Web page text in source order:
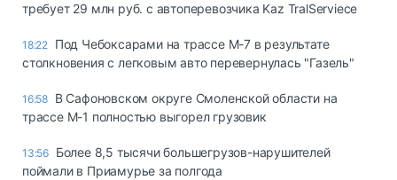
требует 29 млн руб. с автоперевозчика Kaz TralServiece
18:22 Под Чебоксарами на трассе М-7 в результате
столкновения с легковым авто перевернулась "Газель"
16:58 В Сафоновском округе Смоленской области на
трассе М-1 полностью выгорел грузовик
13:56 Более 8,5 тысячи большегрузов-нарушителей
поймали в Приамурье за полгода